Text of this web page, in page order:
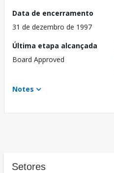
Data de encerramento
31 de dezembro de 1997
Última etapa alcançada
Board Approved
Notes
Setores